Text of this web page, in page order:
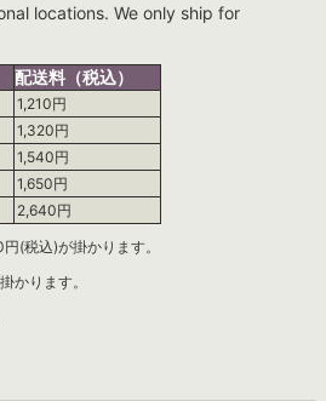
locations. We only ship for
配送料（税込）
1,210円
1,320円
1,540円
1,650円
2,640円
(税込)が掛かります。
かります。